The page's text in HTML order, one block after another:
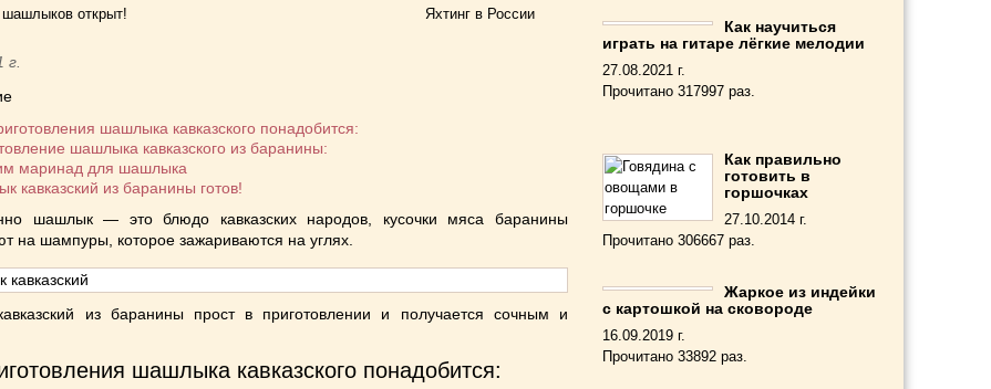
открыт! Яхтинг в России
г.
шашлыка кавказского понадобится:
шашлыка кавказского из баранины:
маринад для шашлыка
кавказский из баранины готов!
шашлык — это блюдо кавказских народов, кусочки мяса баранины
на шампуры, которое зажариваются на углях.
из баранины прост в приготовлении и получается сочным и
шашлыка кавказского понадобится:
Как научиться
играть на гитаре лёгкие мелодии
27.08.2021 г.
Прочитано 317997 раз.
Как правильно
готовить в
горшочках
27.10.2014 г.
Прочитано 306667 раз.
Жаркое из индейки
с картошкой на сковороде
16.09.2019 г.
Прочитано 33892 раз.